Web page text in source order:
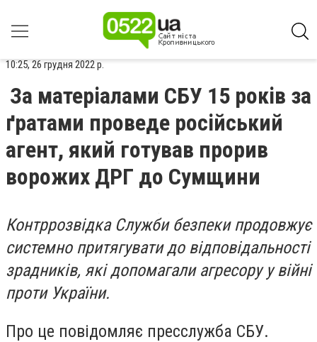
10:25, 26 грудня 2022 р.
За матеріалами СБУ 15 років за
ґратами проведе російський
агент, який готував прорив
ворожих ДРГ до Сумщини
Контррозвідка Служби безпеки продовжує
системно притягувати до відповідальності
зрадників, які допомагали агресору у війні
проти України.
Про це повідомляє пресслужба СБУ.